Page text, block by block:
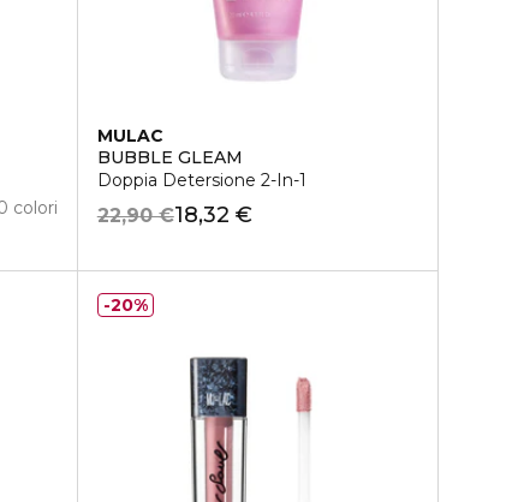
colori
MULAC
BUBBLE GLEAM
Doppia Detersione 2-In-1
18,32 €
22,90 €
20%